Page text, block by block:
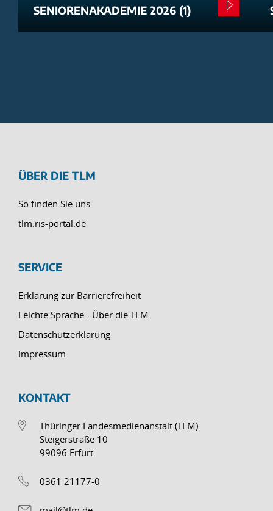
SENIORENAKADEMIE 2026 (1)
ÜBER DIE TLM
So finden Sie uns
tlm.ris-portal.de
SERVICE
Erklärung zur Barrierefreiheit
Leichte Sprache - Über die TLM
Datenschutzerklärung
Impressum
KONTAKT
Thüringer Landesmedienanstalt (TLM)
Steigerstraße 10
99096 Erfurt
0361 21177-0